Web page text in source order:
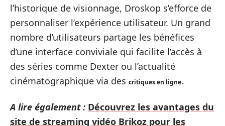
l’historique de visionnage, Droskop s’efforce de
personnaliser l’expérience utilisateur. Un grand
nombre d’utilisateurs partage les bénéfices
d’une interface conviviale qui facilite l’accès à
des séries comme Dexter ou l’actualité
cinématographique via des critiques en ligne.
A lire également : Découvrez les avantages du
site de streaming vidéo Brikoz pour les